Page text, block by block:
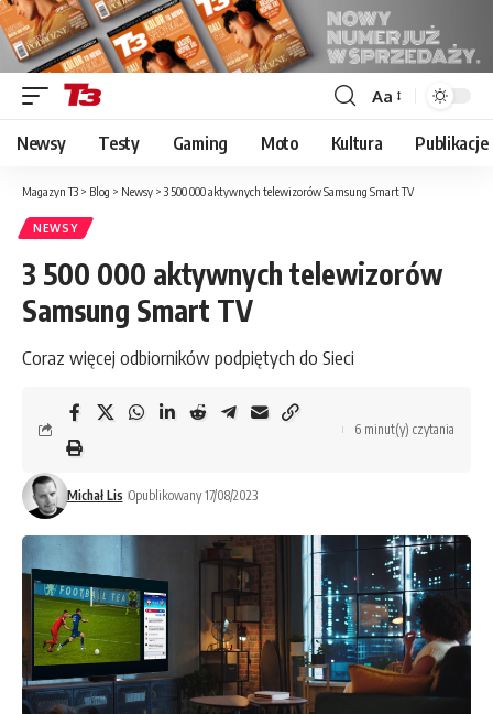
Font
Resizer
Aa
Newsy Testy Gaming Moto Kultura Publikacje
Magazyn T3 > Blog > Newsy > 3 500 000 aktywnych telewizorów Samsung Smart TV
NEWSY
3 500 000 aktywnych telewizorów
Samsung Smart TV
Coraz więcej odbiorników podpiętych do Sieci
Michał Lis Opublikowany 17/08/2023
6 minut(y) czytania